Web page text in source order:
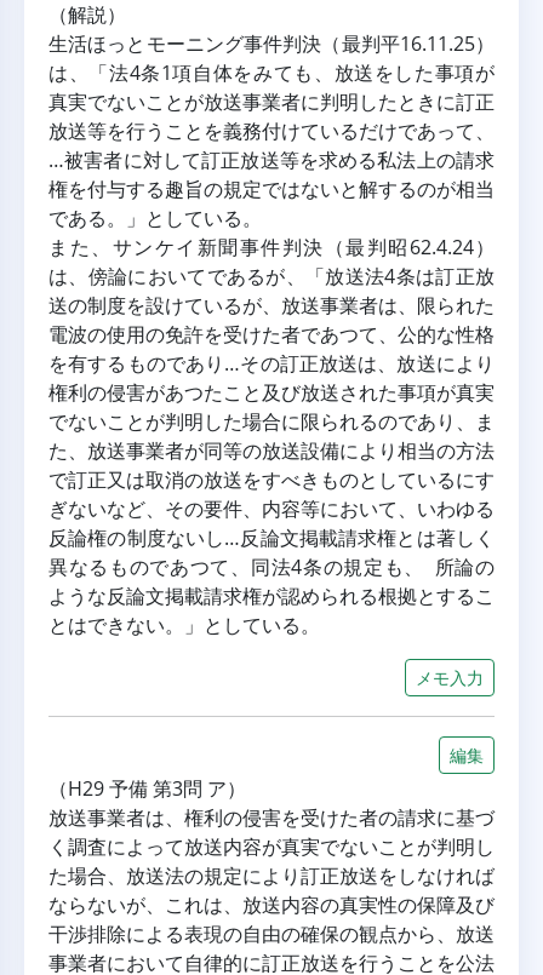
（解説）
生活ほっとモーニング事件判決（最判平16.11.25）
は、「法4条1項自体をみても、放送をした事項が
真実でないことが放送事業者に判明したときに訂正
放送等を行うことを義務付けているだけであって、
…被害者に対して訂正放送等を求める私法上の請求
権を付与する趣旨の規定ではないと解するのが相当
である。」としている。
また、サンケイ新聞事件判決（最判昭62.4.24）
は、傍論においてであるが、「放送法4条は訂正放
送の制度を設けているが、放送事業者は、限られた
電波の使用の免許を受けた者であつて、公的な性格
を有するものであり…その訂正放送は、放送により
権利の侵害があつたこと及び放送された事項が真実
でないことが判明した場合に限られるのであり、ま
た、放送事業者が同等の放送設備により相当の方法
で訂正又は取消の放送をすべきものとしているにす
ぎないなど、その要件、内容等において、いわゆる
反論権の制度ないし…反論文掲載請求権とは著しく
異なるものであつて、同法4条の規定も、 所論の
ような反論文掲載請求権が認められる根拠とするこ
とはできない。」としている。
メモ入力
編集
（H29 予備 第3問 ア）
放送事業者は、権利の侵害を受けた者の請求に基づ
く調査によって放送内容が真実でないことが判明し
た場合、放送法の規定により訂正放送をしなければ
ならないが、これは、放送内容の真実性の保障及び
干渉排除による表現の自由の確保の観点から、放送
事業者において自律的に訂正放送を行うことを公法